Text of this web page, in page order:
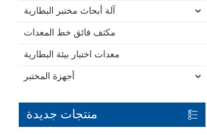
آلة أبحاث مختبر البطارية
مكثف فائق خط المعدات
معدات اختبار بيئة البطارية
أجهزة المختبر
منتجات جديدة